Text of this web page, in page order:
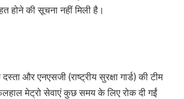
होने की सूचना नहीं मिली है।
और एनएसजी (राष्ट्रीय सुरक्षा गार्ड) की टीम
मेट्रो सेवाएं कुछ समय के लिए रोक दी गईं